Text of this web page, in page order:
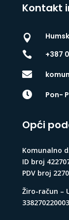
Kontakt


+387

 Pon-
Opći
Komunalno
ID broj
PDV broj
Žiro-račun –